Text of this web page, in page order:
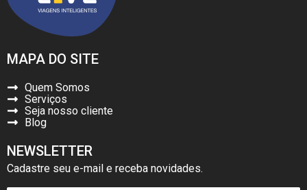
MAPA DO SITE
Quem Somos
Serviços
Seja nosso cliente
Blog
NEWSLETTER
Cadastre seu e-mail e receba novidades.